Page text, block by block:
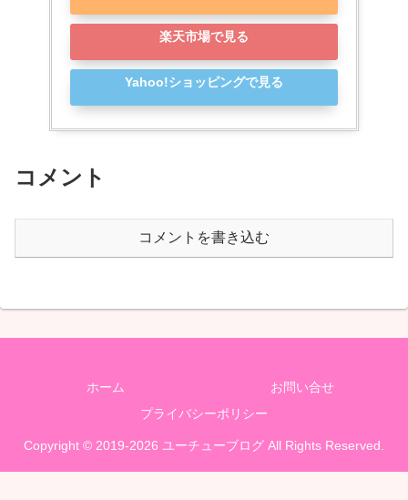
楽天市場で見る
Yahoo!ショッピングで見る
コメント
コメントを書き込む
ホーム
お問い合せ
プライバシーポリシー
Copyright © 2019-2026 ユーチューブログ All Rights Reserved.